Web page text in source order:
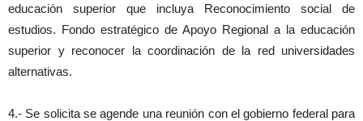
educación superior que incluya Reconocimiento social de
estudios. Fondo estratégico de Apoyo Regional a la educación
superior y reconocer la coordinación de la red universidades
alternativas.
4.- Se solicita se agende una reunión con el gobierno federal para